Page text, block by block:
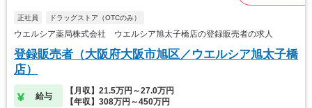
正社員 ドラッグストア（OTCのみ）
ウエルシア薬局株式会社 ウエルシア旭太子橋店の登録販売者の求人
登録販売者（大阪府大阪市旭区／ウエルシア旭太子橋
店）
給与
【月収】21.5万円～27.0万円
【年収】308万円～450万円